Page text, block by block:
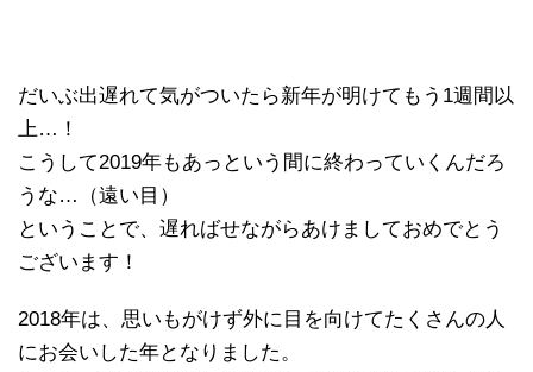
だいぶ出遅れて気がついたら新年が明けてもう1週間以
上…！
こうして2019年もあっという間に終わっていくんだろ
うな…（遠い目）
ということで、遅ればせながらあけましておめでとう
ございます！
2018年は、思いもがけず外に目を向けてたくさんの人
にお会いした年となりました。